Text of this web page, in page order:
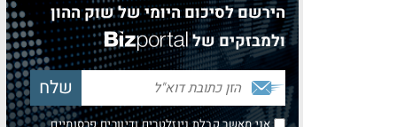
הירשם לסיכום היומי של שוק ההון
ולמבזקים של